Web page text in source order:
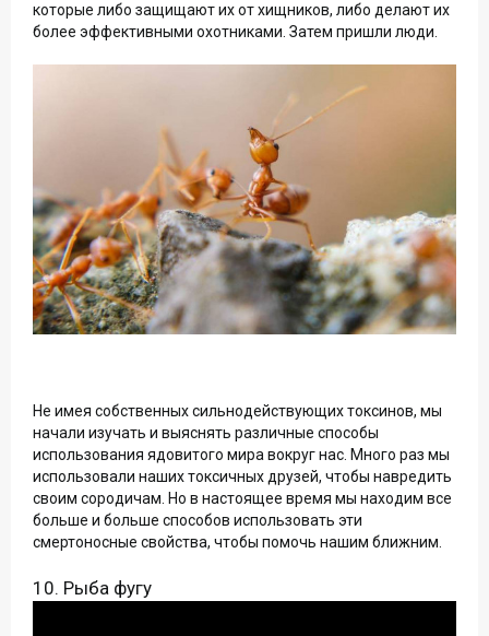
которые либо защищают их от хищников, либо делают их
более эффективными охотниками. Затем пришли люди.
Не имея собственных сильнодействующих токсинов, мы
начали изучать и выяснять различные способы
использования ядовитого мира вокруг нас. Много раз мы
использовали наших токсичных друзей, чтобы навредить
своим сородичам. Но в настоящее время мы находим все
больше и больше способов использовать эти
смертоносные свойства, чтобы помочь нашим ближним.
10. Рыба фугу